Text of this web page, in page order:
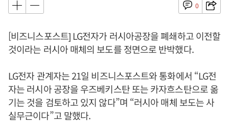
0
[비즈니스포스트] LG전자가 러시아공장을 폐쇄하고 이전할
것이라는 러시아 매체의 보도를 정면으로 반박했다.
LG전자 관계자는 21일 비즈니스포스트와 통화에서 “LG전
자는 러시아 공장을 우즈베키스탄 또는 카자흐스탄으로 옮
기는 것을 검토하고 있지 않다”며 “러시아 매체 보도는 사
실무근이다”고 말했다.